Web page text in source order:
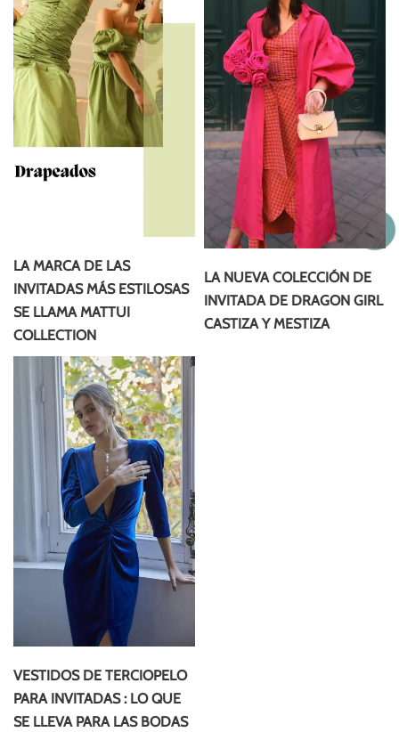
LA MARCA DE LAS
INVITADAS MÁS ESTILOSAS
SE LLAMA MATTUI
COLLECTION
LA NUEVA COLECCIÓN DE
INVITADA DE DRAGON GIRL
CASTIZA Y MESTIZA
VESTIDOS DE TERCIOPELO
PARA INVITADAS : LO QUE
SE LLEVA PARA LAS BODAS